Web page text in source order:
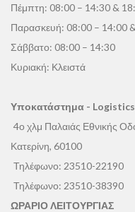
Πέμπτη: 08:00 – 14:30 &
Παρασκευή: 08:00 – 14:00
Σάββατο: 08:00 – 14:30
Κυριακή: Κλειστά
Υποκατάστημα - Logistics
4ο χλμ Παλαιάς Εθνικής
Κατερίνη, 60100
Τηλέφωνο: 23510-22190
Τηλέφωνο: 23510-38390
ΩΡΑΡΙΟ ΛΕΙΤΟΥΡΓΙΑΣ